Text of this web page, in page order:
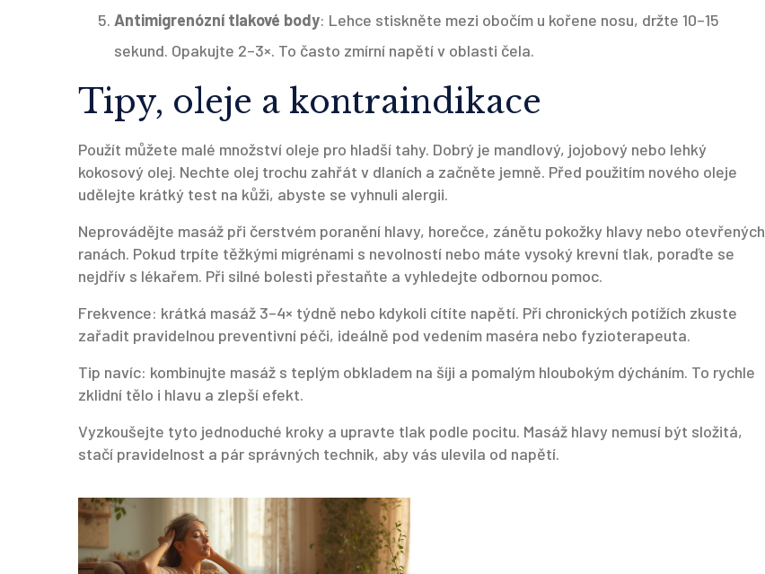
Antimigrenózní tlakové body: Lehce stiskněte mezi obočím u kořene nosu, držte 10–15
sekund. Opakujte 2–3×. To často zmírní napětí v oblasti čela.
Tipy, oleje a kontraindikace
Použít můžete malé množství oleje pro hladší tahy. Dobrý je mandlový, jojobový nebo lehký
kokosový olej. Nechte olej trochu zahřát v dlaních a začněte jemně. Před použitím nového oleje
udělejte krátký test na kůži, abyste se vyhnuli alergii.
Neprovádějte masáž při čerstvém poranění hlavy, horečce, zánětu pokožky hlavy nebo otevřených
ranách. Pokud trpíte těžkými migrénami s nevolností nebo máte vysoký krevní tlak, poraďte se
nejdřív s lékařem. Při silné bolesti přestaňte a vyhledejte odbornou pomoc.
Frekvence: krátká masáž 3–4× týdně nebo kdykoli cítíte napětí. Při chronických potížích zkuste
zařadit pravidelnou preventivní péči, ideálně pod vedením maséra nebo fyzioterapeuta.
Tip navíc: kombinujte masáž s teplým obkladem na šíji a pomalým hloubokým dýcháním. To rychle
zklidní tělo i hlavu a zlepší efekt.
Vyzkoušejte tyto jednoduché kroky a upravte tlak podle pocitu. Masáž hlavy nemusí být složitá,
stačí pravidelnost a pár správných technik, aby vás ulevila od napětí.